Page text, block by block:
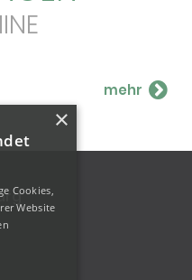
×
Cookies,
Website